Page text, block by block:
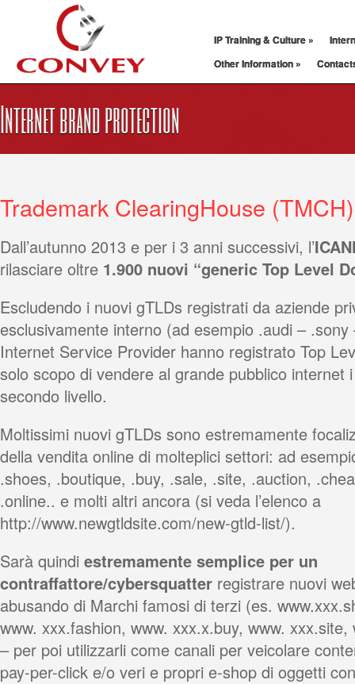
IP Training & Culture »
Other Information »
Internet brand protection
Trademark ClearingHouse (TMCH)
Dall’autunno 2013 e per i 3 anni successivi, l’
rilasciare oltre 1.900 nuovi “generic Top Level
Escludendo i nuovi gTLDs registrati da aziende
esclusivamente interno (ad esempio .audi –
Internet Service Provider hanno registrato Top
solo scopo di vendere al grande pubblico internet
secondo livello.
Moltissimi nuovi gTLDs sono estremamente
della vendita online di molteplici settori: ad
.shoes, .boutique, .buy, .sale, .site, .auction,
.online.. e molti altri ancora (si veda l’elenco a
http://www.newgtldsite.com/new-gtld-list/).
Sarà quindi estremamente semplice per un
contraffattore/cybersquatter registrare nuovi
abusando di Marchi famosi di terzi (es.
www. xxx.fashion, www. xxx.x.buy, www.
– per poi utilizzarli come canali per veicolare
pay-per-click e/o veri e propri e-shop di oggetti